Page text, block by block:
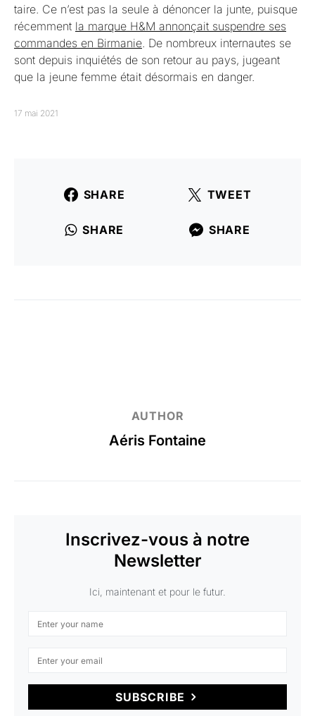
taire. Ce n’est pas la seule à dénoncer la junte, puisque
récemment la marque H&M annonçait suspendre ses
commandes en Birmanie. De nombreux internautes se
sont depuis inquiétés de son retour au pays, jugeant
que la jeune femme était désormais en danger.
17 mai 2021
SHARE TWEET
SHARE SHARE
AUTHOR
Aéris Fontaine
Inscrivez-vous à notre
Newsletter
Ici, maintenant et pour le futur.
SUBSCRIBE